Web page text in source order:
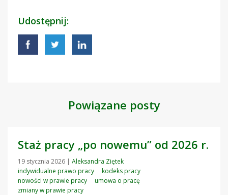
Udostępnij:
Powiązane posty
Staż pracy „po nowemu” od 2026 r.
19 stycznia 2026 | Aleksandra Ziętek
indywidualne prawo pracy
kodeks pracy
nowości w prawie pracy
umowa o pracę
zmiany w prawie pracy